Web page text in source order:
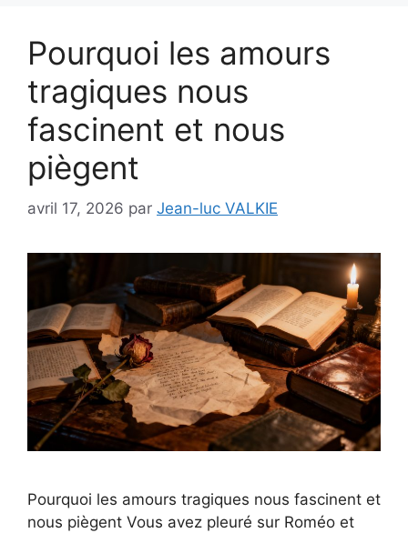
Pourquoi les amours
tragiques nous
fascinent et nous
piègent
avril 17, 2026 par Jean-luc VALKIE
Pourquoi les amours tragiques nous fascinent et
nous piègent Vous avez pleuré sur Roméo et